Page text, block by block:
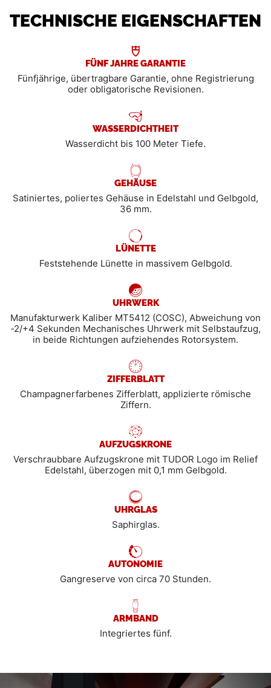
TECHNISCHE EIGENSCHAFTEN
FÜNF JAHRE GARANTIE
Fünfjährige, übertragbare Garantie, ohne Registrierung
oder obligatorische Revisionen.
WASSERDICHTHEIT
Wasserdicht bis 100 Meter Tiefe.
GEHÄUSE
Satiniertes, poliertes Gehäuse in Edelstahl und Gelbgold,
36 mm.
LÜNETTE
Feststehende Lünette in massivem Gelbgold.
UHRWERK
Manufakturwerk Kaliber MT5412 (COSC), Abweichung von
‑2/+4 Sekunden Mechanisches Uhrwerk mit Selbstaufzug,
in beide Richtungen aufziehendes Rotorsystem.
ZIFFERBLATT
Champagnerfarbenes Zifferblatt, applizierte römische
Ziffern.
AUFZUGSKRONE
Verschraubbare Aufzugskrone mit TUDOR Logo im Relief
Edelstahl, überzogen mit 0,1 mm Gelbgold.
UHRGLAS
Saphirglas.
AUTONOMIE
Gangreserve von circa 70 Stunden.
ARMBAND
Integriertes fünf.